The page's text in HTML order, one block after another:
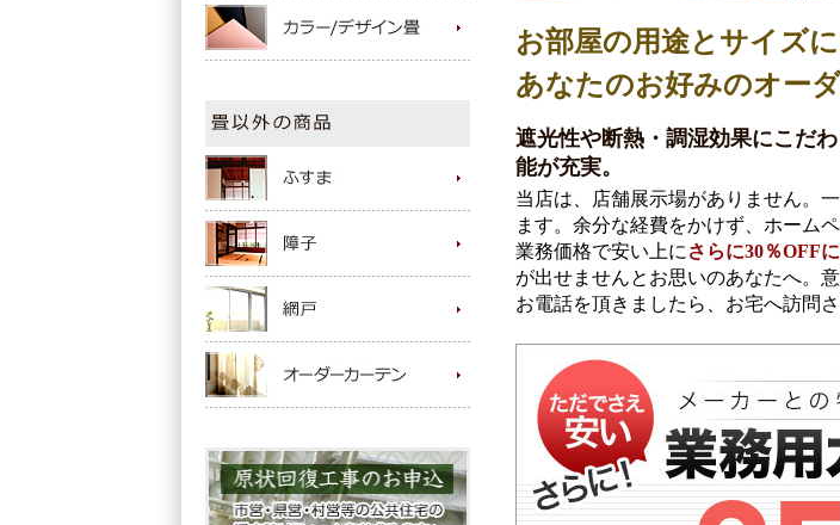
お部屋の用途とサイズ
あなたのお好みのオーダ
遮光性や断熱・調湿効果にこだ
能が充実。
当店は、店舗展示場がありません。
ます。余分な経費をかけず、ホーム
業務価格で安い上に さらに30％OFF
が出せませんとお思いのあなたへ。
お電話を頂きましたら、お宅へ訪問さ